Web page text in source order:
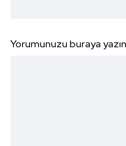
Yorumunuzu buraya